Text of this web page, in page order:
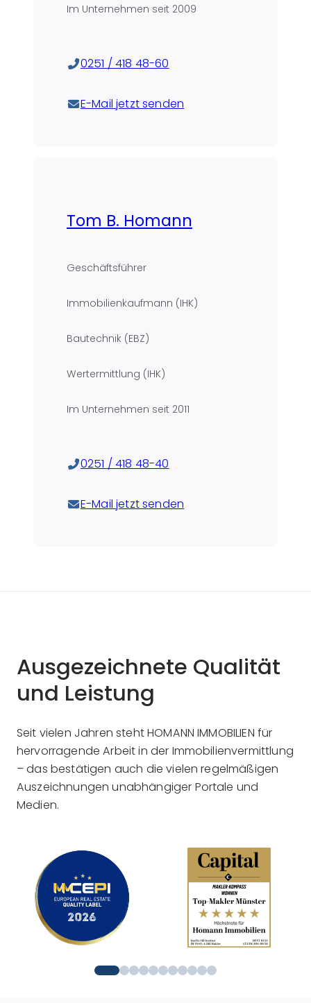
Im Unternehmen seit 2009
0251 / 418 48-60
E-Mail jetzt senden
Tom B. Homann
Geschäftsführer
Immobilienkaufmann (IHK)
Bautechnik (EBZ)
Wertermittlung (IHK)
Im Unternehmen seit 2011
0251 / 418 48-40
E-Mail jetzt senden
Ausgezeichnete Qualität
und Leistung
Seit vielen Jahren steht HOMANN IMMOBILIEN für
hervorragende Arbeit in der Immobilienvermittlung
– das bestätigen auch die vielen regelmäßigen
Auszeichnungen unabhängiger Portale und
Medien.